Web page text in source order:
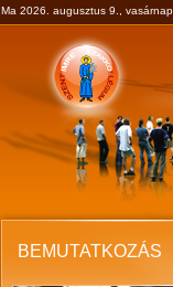
Ma 2026. augusztus 9.,
BEMUTATKOZÁS